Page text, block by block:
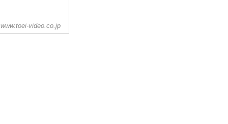
www.toei-video.co.jp